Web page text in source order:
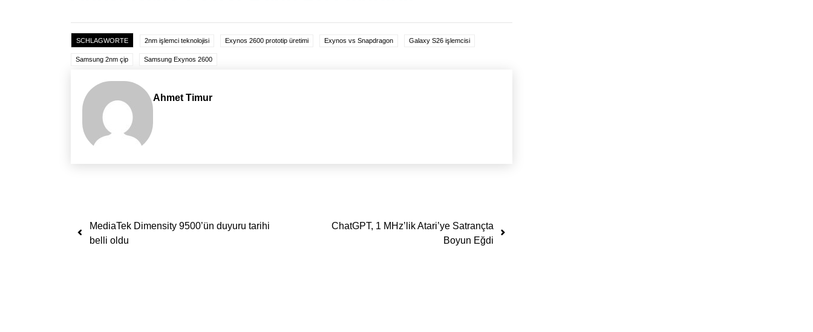
SCHLAGWORTE 2nm işlemci teknolojisi Exynos 2600 prototip üretimi Exynos vs Snapdragon Galaxy S26 işlemcisi
Samsung 2nm çip Samsung Exynos 2600
Ahmet Timur
Yazı dolaşımı
MediaTek Dimensity 9500’ün duyuru tarihi
belli oldu
ChatGPT, 1 MHz’lik Atari’ye Satrançta
Boyun Eğdi